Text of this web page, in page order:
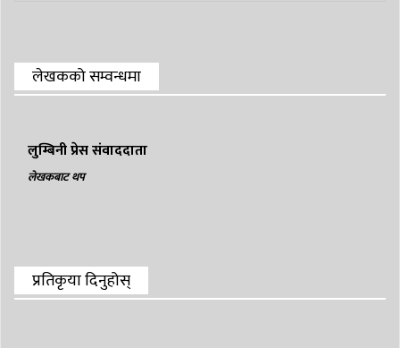
लेखकको सम्वन्धमा
लुम्बिनी प्रेस संवाददाता
लेखकबाट थप
प्रतिकृया दिनुहोस्